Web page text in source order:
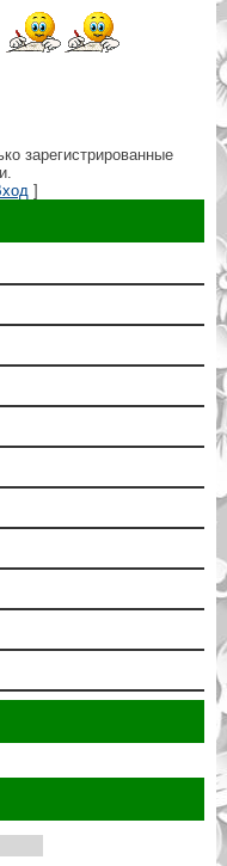
зарегистрированные
]